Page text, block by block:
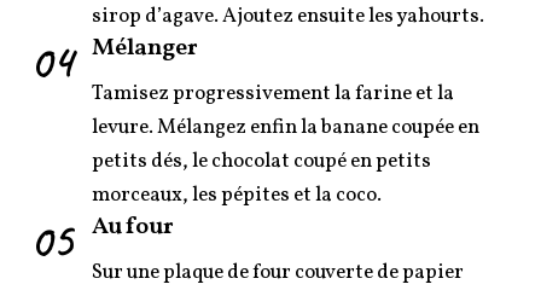
sirop d’agave. Ajoutez ensuite les yahourts.
04 Mélanger
Tamisez progressivement la farine et la
levure. Mélangez enfin la banane coupée en
petits dés, le chocolat coupé en petits
morceaux, les pépites et la coco.
05 Au four
Sur une plaque de four couverte de papier